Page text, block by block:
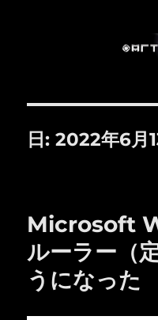
日:2022年6月
Microsoft
ルーラー（
うになった